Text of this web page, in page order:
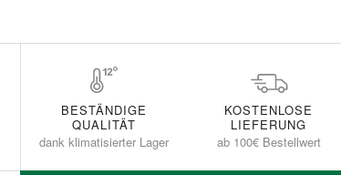
BESTÄNDIGE
QUALITÄT
dank klimatisierter Lager
KOSTENLOSE
LIEFERUNG
ab 100€ Bestellwert